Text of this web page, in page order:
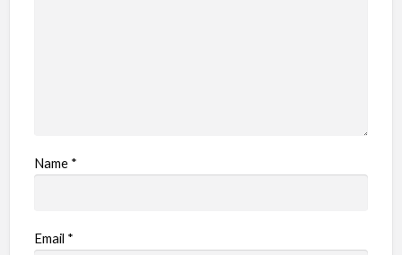
Name *
Email *